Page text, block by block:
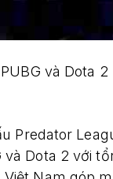
và Dota
Predator
Dota 2 với